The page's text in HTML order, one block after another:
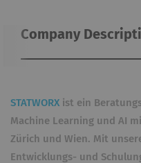
Company
STATWORX ist ein
Machine Learning und AI
Zürich und Wien. Mit
Entwicklungs- und